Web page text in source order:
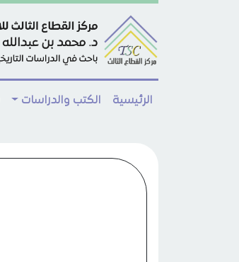
Skip to main content
الرئيسية الكتب والدراسات